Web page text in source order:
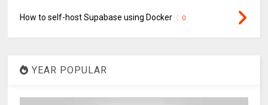
How to self-host Supabase using Docker 0
YEAR POPULAR